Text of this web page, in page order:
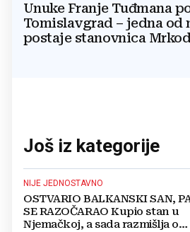
Unuke Franje Tuđmana
Tomislavgrad – jedna od
postaje stanovnica
Još iz kategorije
NIJE JEDNOSTAVNO
OSTVARIO BALKANSKI SAN,
SE RAZOČARAO Kupio stan u
Njemačkoj, a sada razmišlja o